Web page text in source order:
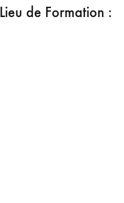
Lieu de Formation :